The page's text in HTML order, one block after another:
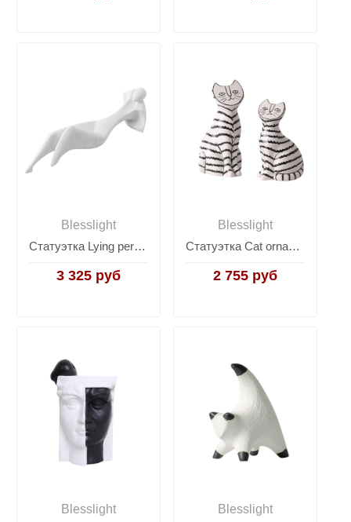
Blesslight
Статуэтка Lying person ornament
3 325 руб
Blesslight
Статуэтка Cat ornament
2 755 руб
Blesslight
Blesslight